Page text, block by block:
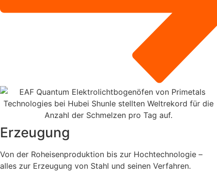
Erzeugung
Von der Roheisenproduktion bis zur Hochtechnologie –
alles zur Erzeugung von Stahl und seinen Verfahren.